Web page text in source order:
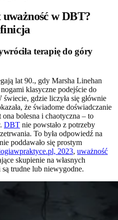
w DBT?
terapię do góry
lat 90., gdy Marsha Linehan
klasyczne podejście do
gdzie liczyła się głównie
że świadome doświadczanie
bolesna i chaotyczna – to
DBT nie powstało z potrzeby
To była odpowiedź na
poddawało się prostym
2023, uważność
skupienie na własnych
trudne lub niewygodne.